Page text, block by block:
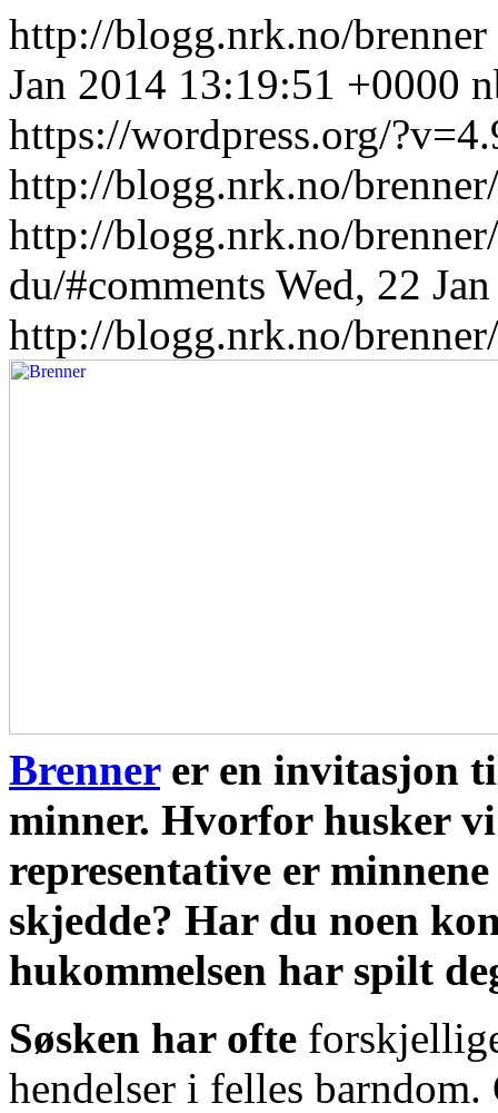
http://blogg.nrk.no/brenner
Jan 2014 13:19:51 +0000
https://wordpress.org/
http://blogg.nrk.no/
http://blogg.nrk.no/
du/#comments Wed, 22
http://blogg.nrk.no/
Brennerer en invitasjon
minner. Hvorfor husker
representative er
skjedde? Har du noen
hukommelsen har spilt
Søsken har ofte
hendelser i felles